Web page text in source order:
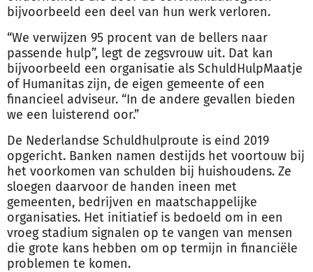
bijvoorbeeld een deel van hun werk verloren.
“We verwijzen 95 procent van de bellers naar
passende hulp”, legt de zegsvrouw uit. Dat kan
bijvoorbeeld een organisatie als SchuldHulpMaatje
of Humanitas zijn, de eigen gemeente of een
financieel adviseur. “In de andere gevallen bieden
we een luisterend oor.”
De Nederlandse Schuldhulproute is eind 2019
opgericht. Banken namen destijds het voortouw bij
het voorkomen van schulden bij huishoudens. Ze
sloegen daarvoor de handen ineen met
gemeenten, bedrijven en maatschappelijke
organisaties. Het initiatief is bedoeld om in een
vroeg stadium signalen op te vangen van mensen
die grote kans hebben om op termijn in financiële
problemen te komen.